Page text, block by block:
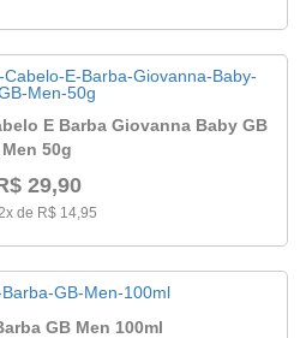
E Barba Giovanna Baby GB
Men 50g
29,90
de R$ 14,95
GB Men 100ml